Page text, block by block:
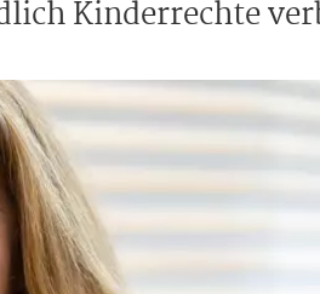
Kinderrechte